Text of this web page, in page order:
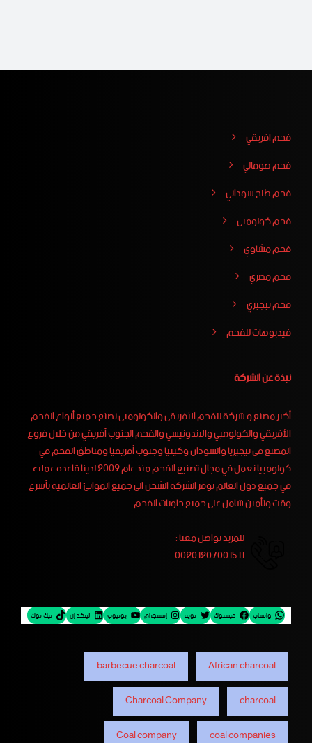
فحم افريقي
فحم صومالي
فحم طلح سوداني
فحم كولومبي
فحم مشاوي
فحم مصري
فحم نيجيري
فيدبوهات للفحم
نبذة عن الشركة
أكبر مصنع و شركة للفحم الأفريقي والكولومبي نصنع جميع أنواع الفحم
الأفريقي والكولومبي والاندونيسي والفحم الجنوب أفريقي من خلال فروع
المصنع فى نيجيريا والسودان وكينيا وجنوب أفريقيا ومناطق الفحم في
كولومبيا نعمل في مجال تصنيع الفحم منذ عام 2009 لدينا قاعده عملاء
في جميع دول العالم توفر الشركة الشحن الى جميع الموانئ العالمية بأسرع
وقت وتأمين شامل على جميع حاويات الفحم
للمزيد تواصل معنا :
00201207001511
واتساب فيسبوك تويتر إنستجرام يوتيوب لينكد إن تيك توك
African charcoal
barbecue charcoal
charcoal
Charcoal Company
coal companies
Coal company